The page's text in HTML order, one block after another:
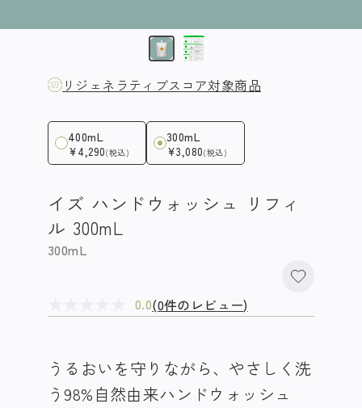
リジェネラティブスコア対象商品
400mL
¥4,290(税込)
300mL
¥3,080(税込)
イズ ハンドウォッシュ リフィ
ル 300mL
300mL
0.0(0件のレビュー)
うるおいを守りながら、やさしく洗
う98%自然由来ハンドウォッシュ